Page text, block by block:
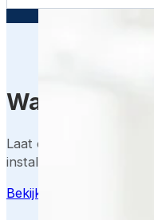
Wat kost
Laat ons meedenken
installatie en support.
Bekijk mogelijkheden